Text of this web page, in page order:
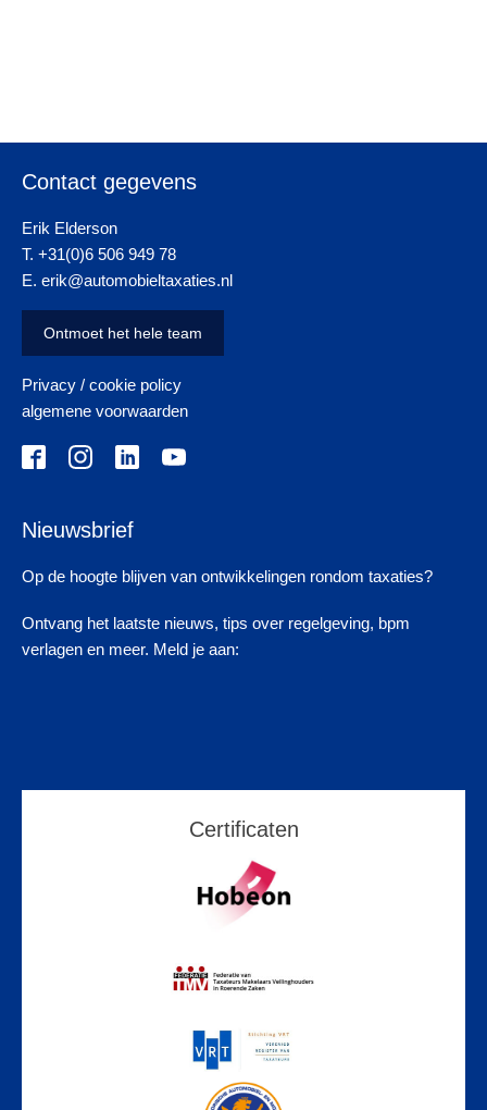
Contact gegevens
Erik Elderson
T. +31(0)6 506 949 78
E. erik@automobieltaxaties.nl
Ontmoet het hele team
Privacy / cookie policy
algemene voorwaarden
Nieuwsbrief
Op de hoogte blijven van ontwikkelingen rondom taxaties?
Ontvang het laatste nieuws, tips over regelgeving, bpm
verlagen en meer. Meld je aan:
Certificaten